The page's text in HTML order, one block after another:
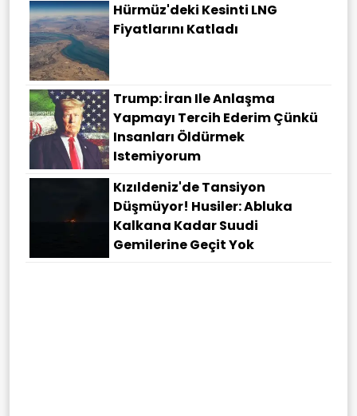
Hürmüz'deki Kesinti LNG
Fiyatlarını Katladı
Trump: İran Ile Anlaşma
Yapmayı Tercih Ederim Çünkü
Insanları Öldürmek
Istemiyorum
Kızıldeniz'de Tansiyon
Düşmüyor! Husiler: Abluka
Kalkana Kadar Suudi
Gemilerine Geçit Yok